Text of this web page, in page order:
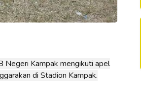
Negeri Kampak mengikuti apel
di Stadion Kampak.